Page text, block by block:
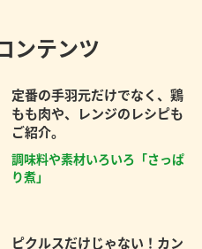
ンテンツ
定番の手羽元だけでなく、鶏
もも肉や、レンジのレシピも
ご紹介。
調味料や素材いろいろ「さっぱ
り煮」
ピクルスだけじゃない！カン